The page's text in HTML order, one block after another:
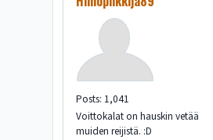
Posts: 1,041
Voittokalat on hauskin vetää
muiden reijistä. :D